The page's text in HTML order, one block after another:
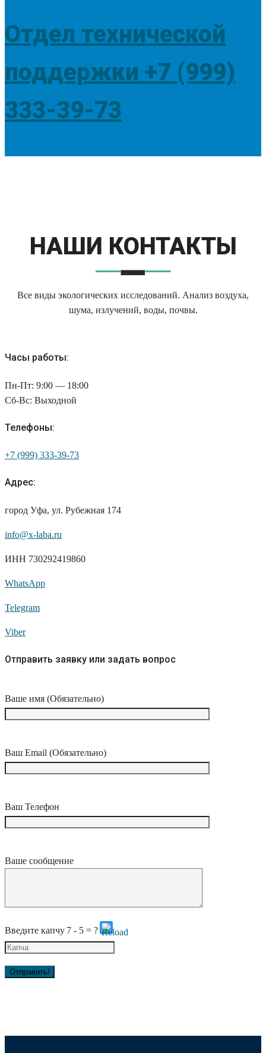
Отдел технической
поддержки +7 (999)
333-39-73
НАШИ КОНТАКТЫ
Все виды экологических исследований. Анализ воздуха,
шума, излучений, воды, почвы.
Часы работы:
Пн-Пт: 9:00 — 18:00
Сб-Вс: Выходной
Телефоны:
+7 (999) 333-39-73
Адрес:
город Уфа, ул. Рубежная 174
info@x-laba.ru
ИНН 730292419860
WhatsApp
Telegram
Viber
Отправить заявку или задать вопрос
Ваше имя (Обязательно)
Ваш Email (Обязательно)
Ваш Телефон
Ваше сообщение
Введите капчу 7 - 5 = ?
enter
in